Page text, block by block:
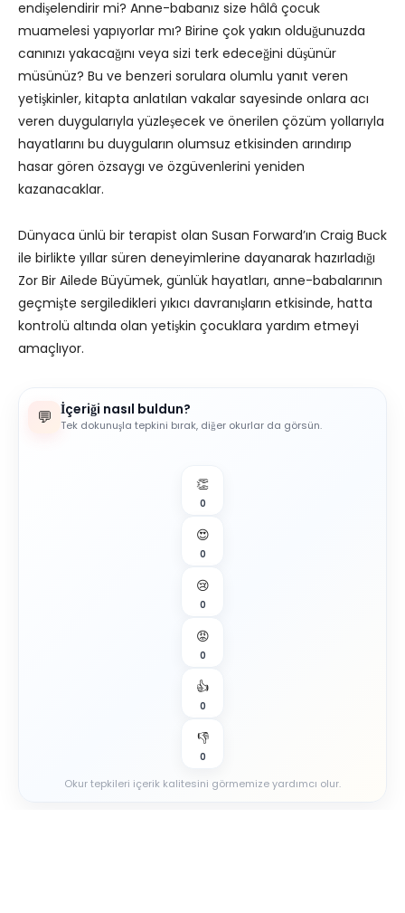
endişelendirir mi? Anne-babanız size hâlâ çocuk
muamelesi yapıyorlar mı? Birine çok yakın olduğunuzda
canınızı yakacağını veya sizi terk edeceğini düşünür
müsünüz? Bu ve benzeri sorulara olumlu yanıt veren
yetişkinler, kitapta anlatılan vakalar sayesinde onlara acı
veren duygularıyla yüzleşecek ve önerilen çözüm yollarıyla
hayatlarını bu duyguların olumsuz etkisinden arındırıp
hasar gören özsaygı ve özgüvenlerini yeniden
kazanacaklar.
Dünyaca ünlü bir terapist olan Susan Forward’ın Craig Buck
ile birlikte yıllar süren deneyimlerine dayanarak hazırladığı
Zor Bir Ailede Büyümek, günlük hayatları, anne-babalarının
geçmişte sergiledikleri yıkıcı davranışların etkisinde, hatta
kontrolü altında olan yetişkin çocuklara yardım etmeyi
amaçlıyor.
💬 İçeriği nasıl buldun?
Tek dokunuşla tepkini bırak, diğer okurlar da görsün.
👏
0
😍
0
😢
0
😡
0
👍
0
👎
0
Okur tepkileri içerik kalitesini görmemize yardımcı olur.